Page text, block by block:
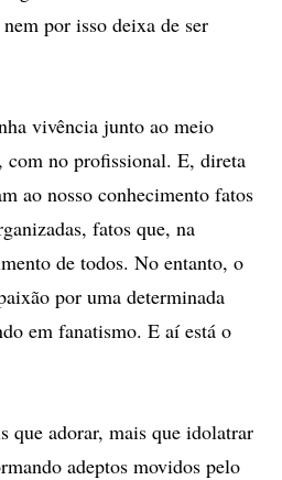
por isso deixa de ser
vivência junto ao meio
com no profissional. E, direta
ao nosso conhecimento fatos
fatos que, na
de todos. No entanto, o
por uma determinada
em fanatismo. E aí está o
que adorar, mais que idolatrar
adeptos movidos pelo